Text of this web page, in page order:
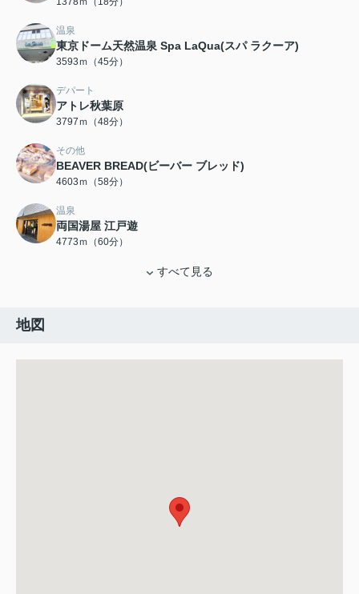
温泉
東京ドーム天然温泉 Spa LaQua(スパ ラクーア)
3593ｍ（45分）
デパート
アトレ秋葉原
3797ｍ（48分）
その他
BEAVER BREAD(ビーバー ブレッド)
4603ｍ（58分）
温泉
両国湯屋 江戸遊
4773ｍ（60分）
すべて見る
地図